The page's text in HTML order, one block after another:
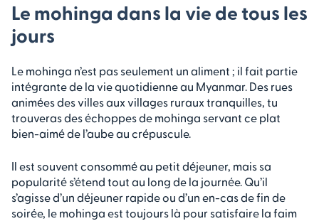
Le mohinga dans la vie de tous les
jours
Le mohinga n’est pas seulement un aliment ; il fait partie
intégrante de la vie quotidienne au Myanmar. Des rues
animées des villes aux villages ruraux tranquilles, tu
trouveras des échoppes de mohinga servant ce plat
bien-aimé de l’aube au crépuscule.
Il est souvent consommé au petit déjeuner, mais sa
popularité s’étend tout au long de la journée. Qu’il
s’agisse d’un déjeuner rapide ou d’un en-cas de fin de
soirée, le mohinga est toujours là pour satisfaire la faim